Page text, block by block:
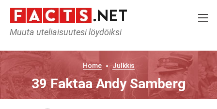
Muuta uteliaisuutesi löydöiksi
Home Julkkis
39 Faktaa Andy Samberg